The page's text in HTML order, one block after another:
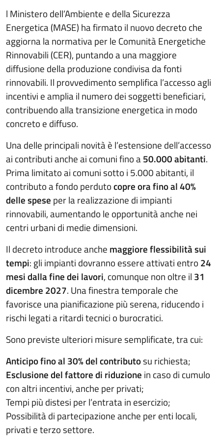
l Ministero dell’Ambiente e della Sicurezza
Energetica (MASE) ha firmato il nuovo decreto che
aggiorna la normativa per le Comunità Energetiche
Rinnovabili (CER), puntando a una maggiore
diffusione della produzione condivisa da fonti
rinnovabili. Il provvedimento semplifica l’accesso agli
incentivi e amplia il numero dei soggetti beneficiari,
contribuendo alla transizione energetica in modo
concreto e diffuso.
Una delle principali novità è l’estensione dell’accesso
ai contributi anche ai comuni fino a50.000 abitanti.
Prima limitato ai comuni sotto i 5.000 abitanti, il
contributo a fondo perdutocopre ora fino al 40%
delle spese per la realizzazione di impianti
rinnovabili, aumentando le opportunità anche nei
centri urbani di medie dimensioni.
Il decreto introduce anche maggiore flessibilità sui
tempi: gli impianti dovranno essere attivati entro 24
mesi dalla fine dei lavori, comunque non oltre il 31
dicembre 2027. Una finestra temporale che
favorisce una pianificazione più serena, riducendo i
rischi legati a ritardi tecnici o burocratici.
Sono previste ulteriori misure semplificate, tra cui:
Anticipo fino al 30% del contributosu richiesta;
Esclusione del fattore di riduzione in caso di cumulo
con altri incentivi, anche per privati;
Tempi più distesi per l’entrata in esercizio;
Possibilità di partecipazione anche per enti locali,
privati e terzo settore.